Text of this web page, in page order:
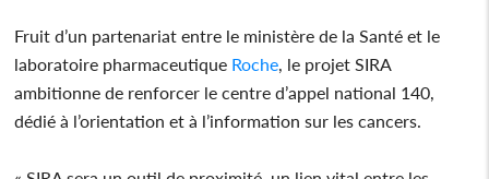
Fruit d’un partenariat entre le ministère de la Santé et le
laboratoire pharmaceutique Roche , le projet SIRA
ambitionne de renforcer le centre d’appel national 140,
dédié à l’orientation et à l’information sur les cancers.